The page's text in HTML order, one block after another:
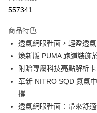
線上付款
Alipay, PayMe, WeChat Pay,
送貨方式
單筆訂單淨值滿$399可享免
每筆HK$30.00，滿
滿$599可享澳門免運費優惠
557341
商品特色
透氣網眼鞋面，輕盈透氣
煥新版 PUMA 跑道裝飾
附贈專屬科技亮點解析
革新 NITRO SQD 氮氣
撐
透氣網眼鞋面：帶來舒